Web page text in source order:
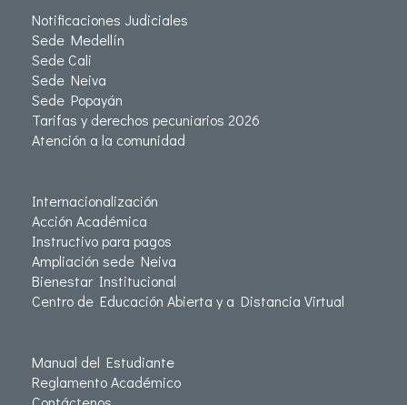
Notificaciones Judiciales
Sede Medellín
Sede Cali
Sede Neiva
Sede Popayán
Tarifas y derechos pecuniarios 2026
Atención a la comunidad
Internacionalización
Acción Académica
Instructivo para pagos
Ampliación sede Neiva
Bienestar Institucional
Centro de Educación Abierta y a Distancia Virtual
Manual del Estudiante
Reglamento Académico